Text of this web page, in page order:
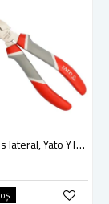
Cleste cu tais lateral, Yato YT-2036 , 160 mm